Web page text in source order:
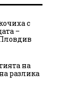
с
–
на
разлика